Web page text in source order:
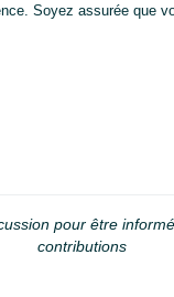
Soyez assurée que
pour être
contributions